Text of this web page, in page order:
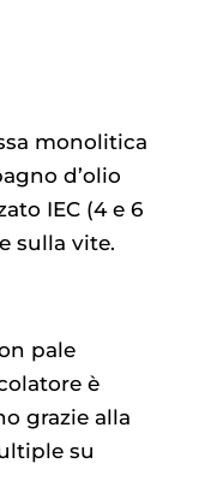
monolitica
d’olio
IEC (4 e 6
sulla vite.
pale
è
grazie alla
su